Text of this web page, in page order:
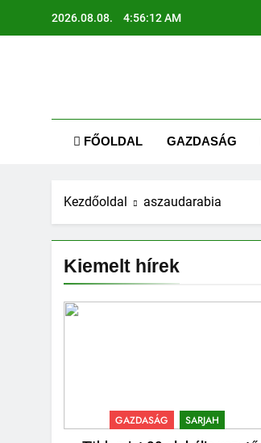
2026.08.08. 4:56:13 AM
FŐOLDAL GAZDASÁG
Kezdőoldal aszaudarabia
Kiemelt hírek
GAZDASÁG SARJAH